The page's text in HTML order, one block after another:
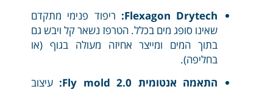
Flexagon Drytech:
ריפוד פנימי מתקדם
שאינו סופג מים בכלל. הטרפז נשאר קל ויבש גם
בתוך המים ומייצר אחיזה מעולה בגוף (או
בחליפה).
התאמה אנטומית Fly mold 2.0:
עיצוב